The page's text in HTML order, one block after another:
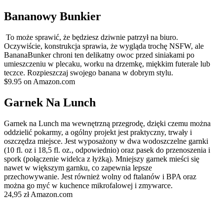
Bananowy Bunkier
To może sprawić, że będziesz dziwnie patrzył na biuro.
Oczywiście, konstrukcja sprawia, że wygląda trochę NSFW, ale
BananaBunker chroni ten delikatny owoc przed siniakami po
umieszczeniu w plecaku, worku na drzemkę, miękkim futerale lub
teczce. Rozpieszczaj swojego banana w dobrym stylu.
$9.95 on Amazon.com
Garnek Na Lunch
Garnek na Lunch ma wewnętrzną przegrodę, dzięki czemu można
oddzielić pokarmy, a ogólny projekt jest praktyczny, trwały i
oszczędza miejsce. Jest wyposażony w dwa wodoszczelne garnki
(10 fl. oz i 18,5 fl. oz., odpowiednio) oraz pasek do przenoszenia i
spork (połączenie widelca z łyżką). Mniejszy garnek mieści się
nawet w większym garnku, co zapewnia lepsze
przechowywanie. Jest również wolny od ftalanów i BPA oraz
można go myć w kuchence mikrofalowej i zmywarce.
24,95 zł Amazon.com